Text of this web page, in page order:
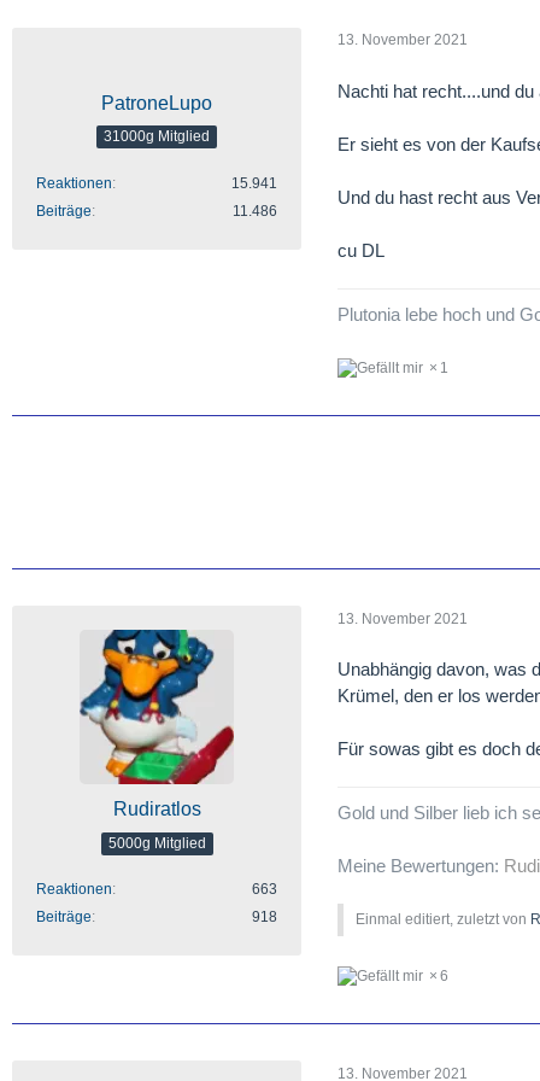
PatroneLupo
31000g Mitglied
Reaktionen
15.941
Beiträge
11.486
13. November 2021
Nachti hat recht....und du
Er sieht es von der
Und du hast recht aus
cu DL
Plutonia lebe hoch und
1
Rudiratlos
5000g Mitglied
Reaktionen
663
Beiträge
918
13. November 2021
Unabhängig davon, was
Krümel, den er los
Für sowas gibt es doch
Gold und Silber lieb ich
Meine Bewertungen:
Einmal editiert, zuletzt von
6
13. November 2021